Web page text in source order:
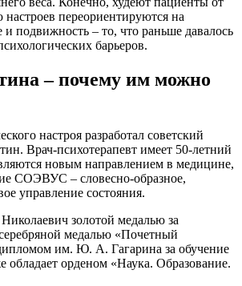
переориентируются на
и подвижность – то, что раньше давалось
барьеров.
– почему им можно
настроя разработал советский
Врач-психотерапевт имеет 50-летний
новым направлением в медицине,
СОЭВУС – словесно-образное,
управление состояния.
золотой медалью за
медалью «Почетный
им. Ю. А. Гагарина за обучение
обладает орденом «Наука. Образование.